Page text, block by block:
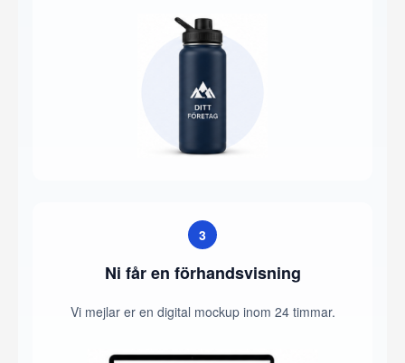
3
Ni får en förhandsvisning
Vi mejlar er en digital mockup inom 24 timmar.